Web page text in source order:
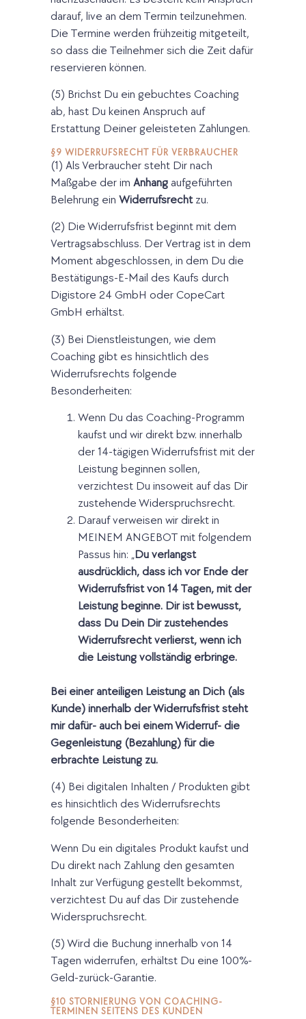
darauf, live an dem Termin teilzunehmen.
Die Termine werden frühzeitig mitgeteilt,
so dass die Teilnehmer sich die Zeit dafür
reservieren können.
(5) Brichst Du ein gebuchtes Coaching
ab, hast Du keinen Anspruch auf
Erstattung Deiner geleisteten Zahlungen.
§9 WIDERRUFSRECHT FÜR VERBRAUCHER
(1) Als Verbraucher steht Dir nach
Maßgabe der im Anhang aufgeführten
Belehrung ein Widerrufsrecht zu.
(2) Die Widerrufsfrist beginnt mit dem
Vertragsabschluss. Der Vertrag ist in dem
Moment abgeschlossen, in dem Du die
Bestätigungs-E-Mail des Kaufs durch
Digistore 24 GmbH oder CopeCart
GmbH erhältst.
(3) Bei Dienstleistungen, wie dem
Coaching gibt es hinsichtlich des
Widerrufsrechts folgende
Besonderheiten:
Wenn Du das Coaching-Programm
kaufst und wir direkt bzw. innerhalb
der 14-tägigen Widerrufsfrist mit der
Leistung beginnen sollen,
verzichtest Du insoweit auf das Dir
zustehende Widerspruchsrecht.
Darauf verweisen wir direkt in
MEINEM ANGEBOT mit folgendem
Passus hin: „Du verlangst
ausdrücklich, dass ich vor Ende der
Widerrufsfrist von 14 Tagen, mit der
Leistung beginne. Dir ist bewusst,
dass Du Dein Dir zustehendes
Widerrufsrecht verlierst, wenn ich
die Leistung vollständig erbringe.
Bei einer anteiligen Leistung an Dich (als
Kunde) innerhalb der Widerrufsfrist steht
mir dafür- auch bei einem Widerruf- die
Gegenleistung (Bezahlung) für die
erbrachte Leistung zu.
(4) Bei digitalen Inhalten / Produkten gibt
es hinsichtlich des Widerrufsrechts
folgende Besonderheiten:
Wenn Du ein digitales Produkt kaufst und
Du direkt nach Zahlung den gesamten
Inhalt zur Verfügung gestellt bekommst,
verzichtest Du auf das Dir zustehende
Widerspruchsrecht.
(5) Wird die Buchung innerhalb von 14
Tagen widerrufen, erhältst Du eine 100%-
Geld-zurück-Garantie.
§10 STORNIERUNG VON COACHING-
TERMINEN SEITENS DES KUNDEN